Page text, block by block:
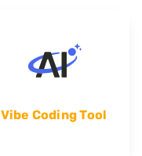
Vibe Coding Tool